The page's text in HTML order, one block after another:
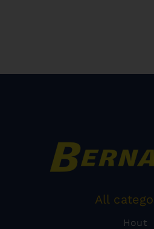
All
Hout